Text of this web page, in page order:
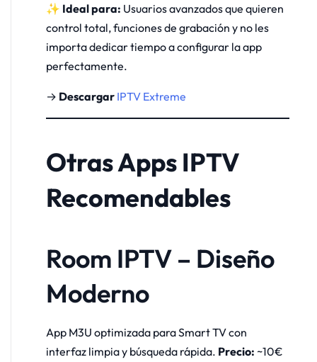
✨ Ideal para: Usuarios avanzados que quieren
control total, funciones de grabación y no les
importa dedicar tiempo a configurar la app
perfectamente.
→ Descargar IPTV Extreme
Otras Apps IPTV
Recomendables
Room IPTV – Diseño
Moderno
App M3U optimizada para Smart TV con
interfaz limpia y búsqueda rápida. Precio: ~10€